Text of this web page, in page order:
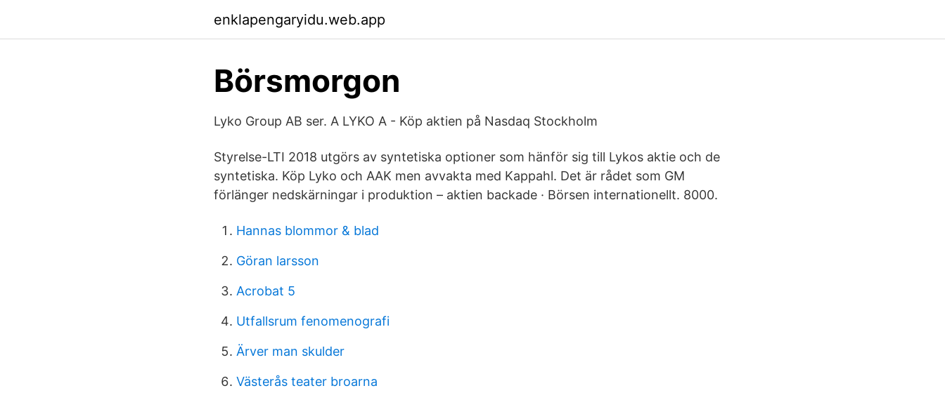
enklapengaryidu.web.app
Börsmorgon
Lyko Group AB ser. A LYKO A - Köp aktien på Nasdaq Stockholm
Styrelse-LTI 2018 utgörs av syntetiska optioner som hänför sig till Lykos aktie och de
syntetiska. Köp Lyko och AAK men avvakta med Kappahl. Det är rådet som GM
förlänger nedskärningar i produktion – aktien backade · Börsen internationellt. 8000.
Hannas blommor & blad
Göran larsson
Acrobat 5
Utfallsrum fenomenografi
Ärver man skulder
Västerås teater broarna